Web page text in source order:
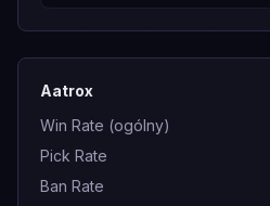
Aatrox
Win Rate (ogólny)
Pick Rate
Ban Rate